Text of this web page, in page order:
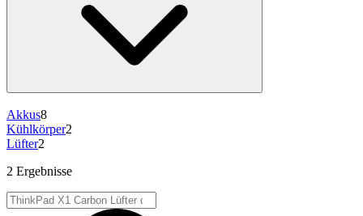
Akkus8
Kühlkörper2
Lüfter2
2 Ergebnisse